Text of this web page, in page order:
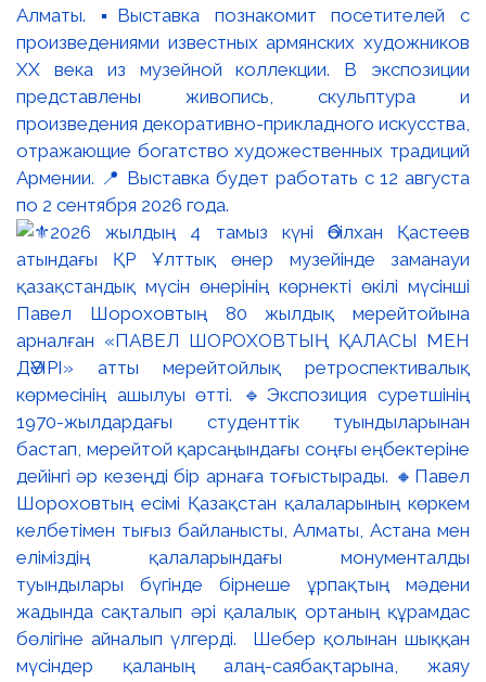
Алматы. ▪️Выставка познакомит посетителей с
произведениями известных армянских художников
XX века из музейной коллекции. В экспозиции
представлены живопись, скульптура и
произведения декоративно-прикладного искусства,
отражающие богатство художественных традиций
Армении. 📍 Выставка будет работать с 12 августа
по 2 сентября 2026 года.